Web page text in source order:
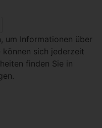
, um Informationen über
können sich jederzeit
finden Sie in